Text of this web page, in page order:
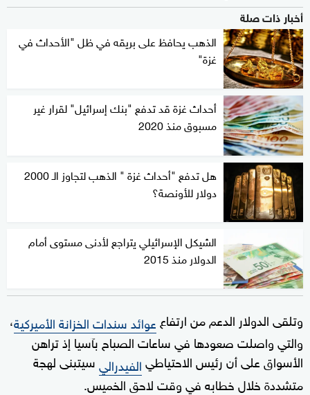
أخبار ذات صلة
الذهب يحافظ على بريقه في ظل "الأحداث في
غزة"
أحداث غزة قد تدفع "بنك إسرائيل" لقرار غير
مسبوق منذ 2020
هل تدفع "أحداث غزة " الذهب لتجاوز الـ 2000
دولار للأونصة؟
الشيكل الإسرائيلي يتراجع لأدنى مستوى أمام
الدولار منذ 2015
وتلقى الدولار الدعم من ارتفاع عوائد سندات الخزانة الأميركية،
والتي واصلت صعودها في ساعات الصباح بآسيا إذ تراهن
الأسواق على أن رئيس الاحتياطيالفيدراليسيتبنى لهجة
متشددة خلال خطابه في وقت لاحق الخميس.